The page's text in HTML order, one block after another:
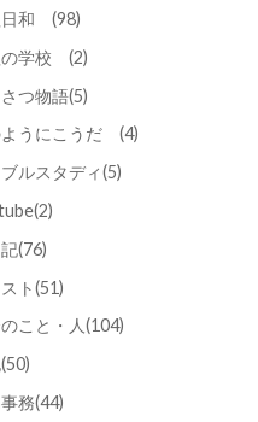
日和 (98)
の学校 (2)
つ物語(5)
ようにこうだ (4)
ルスタディ(5)
(2)
(76)
ト(51)
こと・人(104)
(50)
務(44)